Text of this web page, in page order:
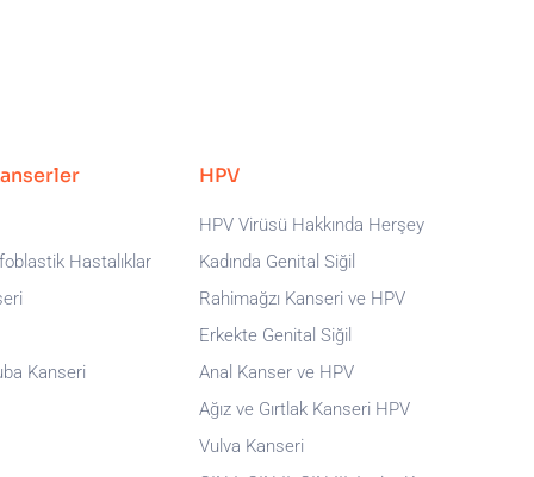
Hastalıklar
Kanseri
HPV
HPV Virüsü Hakkında Herşey
Kadında Genital Siğil
Rahimağzı Kanseri ve HPV
Erkekte Genital Siğil
Anal Kanser ve HPV
Ağız ve Gırtlak Kanseri HPV
Vulva Kanseri